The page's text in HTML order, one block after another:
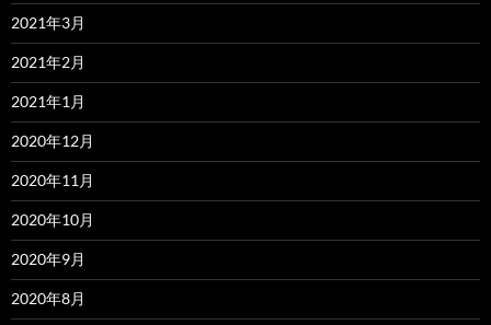
2021年3月
2021年2月
2021年1月
2020年12月
2020年11月
2020年10月
2020年9月
2020年8月